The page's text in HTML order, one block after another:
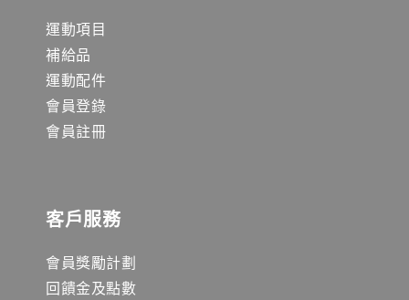
運動項目
補給品
運動配件
會員登錄
會員註冊
客戶服務
會員獎勵計劃
回饋金及點數